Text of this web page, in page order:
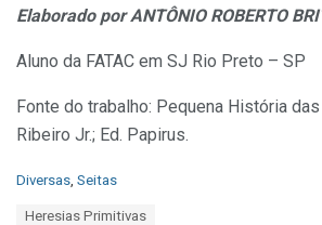
Elaborado por ANTÔNIO ROBERTO
Aluno da FATAC em SJ Rio Preto – SP
Fonte do trabalho: Pequena História
Ribeiro Jr.; Ed. Papirus.
C
Diversas Seitas
Heresias Primitivas